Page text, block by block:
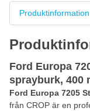
Produktinformation
Ford Europa
sprayburk, 400
Ford Europa 7205
från CROP är en